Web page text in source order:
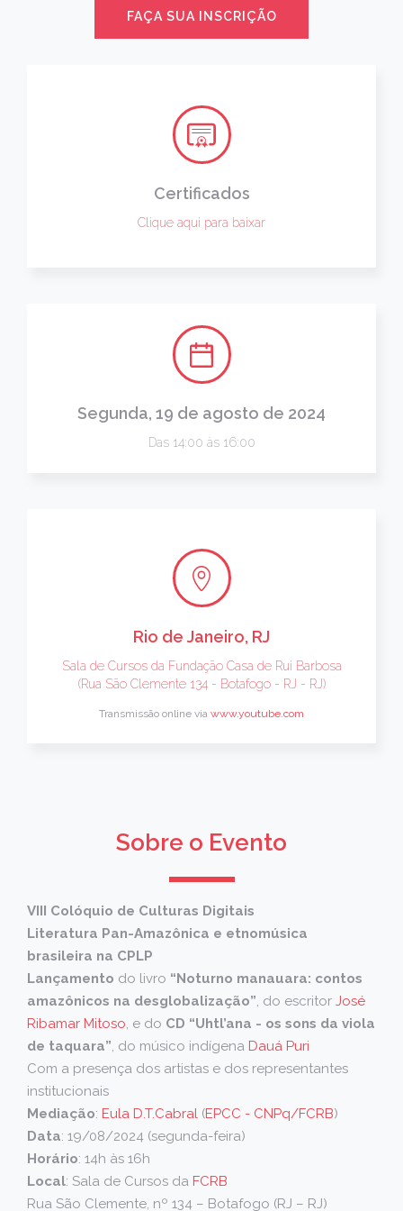
FAÇA SUA INSCRIÇÃO
Certificados
Clique aqui para baixar
Segunda, 19 de agosto de 2024
Das 14:00 às 16:00
Rio de Janeiro, RJ
Sala de Cursos da Fundação Casa de Rui Barbosa
(Rua São Clemente 134 - Botafogo - RJ - RJ)
Transmissão online via www.youtube.com
Sobre o Evento
VIII Colóquio de Culturas Digitais
Literatura Pan-Amazônica e etnomúsica
brasileira na CPLP
Lançamento do livro “Noturno manauara: contos
amazônicos na desglobalização”, do escritor José
Ribamar Mitoso, e do CD “Uhtl’ana - os sons da viola
de taquara”, do músico indígena Dauá Puri
Com a presença dos artistas e dos representantes
institucionais
Mediação: Eula D.T.Cabral (EPCC - CNPq/FCRB)
Data: 19/08/2024 (segunda-feira)
Horário: 14h às 16h
Local: Sala de Cursos da FCRB
Rua São Clemente, nº 134 – Botafogo (RJ – RJ)